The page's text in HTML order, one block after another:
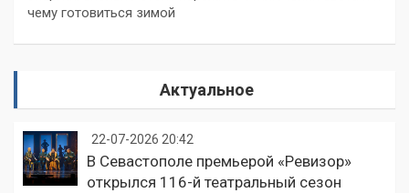
чему готовиться зимой
Актуальное
22-07-2026 20:42
В Севастополе премьерой «Ревизор»
открылся 116-й театральный сезон